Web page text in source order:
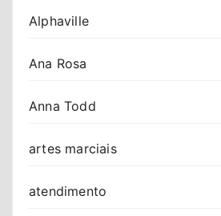
Alphaville
Ana Rosa
Anna Todd
artes marciais
atendimento